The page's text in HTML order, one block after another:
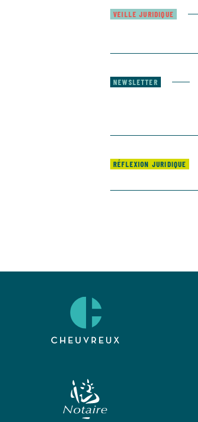
VEILLE JURIDIQUE
NEWSLETTER
RÉFLEXION JURIDIQUE